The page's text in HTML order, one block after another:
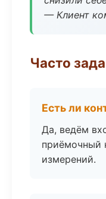
— Клиент
Часто
Есть ли
Да, ведём
приёмочный
измерений.